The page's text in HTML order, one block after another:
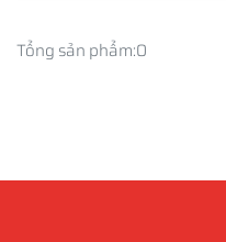
Tổng sản phẩm:0